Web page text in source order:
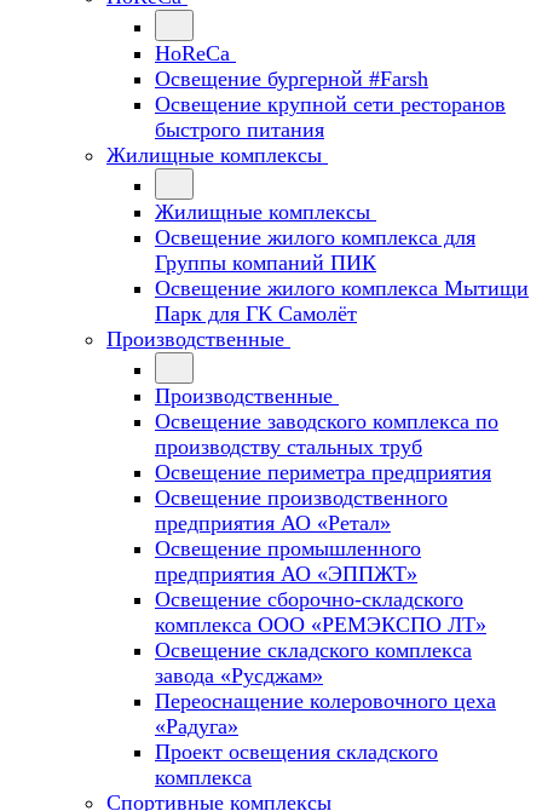
HoReCa
Освещение бургерной #Farsh
Освещение крупной сети ресторанов
быстрого питания
Жилищные комплексы
Жилищные комплексы
Освещение жилого комплекса для
Группы компаний ПИК
Освещение жилого комплекса Мытищи
Парк для ГК Самолёт
Производственные
Производственные
Освещение заводского комплекса по
производству стальных труб
Освещение периметра предприятия
Освещение производственного
предприятия АО «Ретал»
Освещение промышленного
предприятия АО «ЭППЖТ»
Освещение сборочно-складского
комплекса ООО «РЕМЭКСПО ЛТ»
Освещение складского комплекса
завода «Русджам»
Переоснащение колеровочного цеха
«Радуга»
Проект освещения складского
комплекса
Спортивные комплексы